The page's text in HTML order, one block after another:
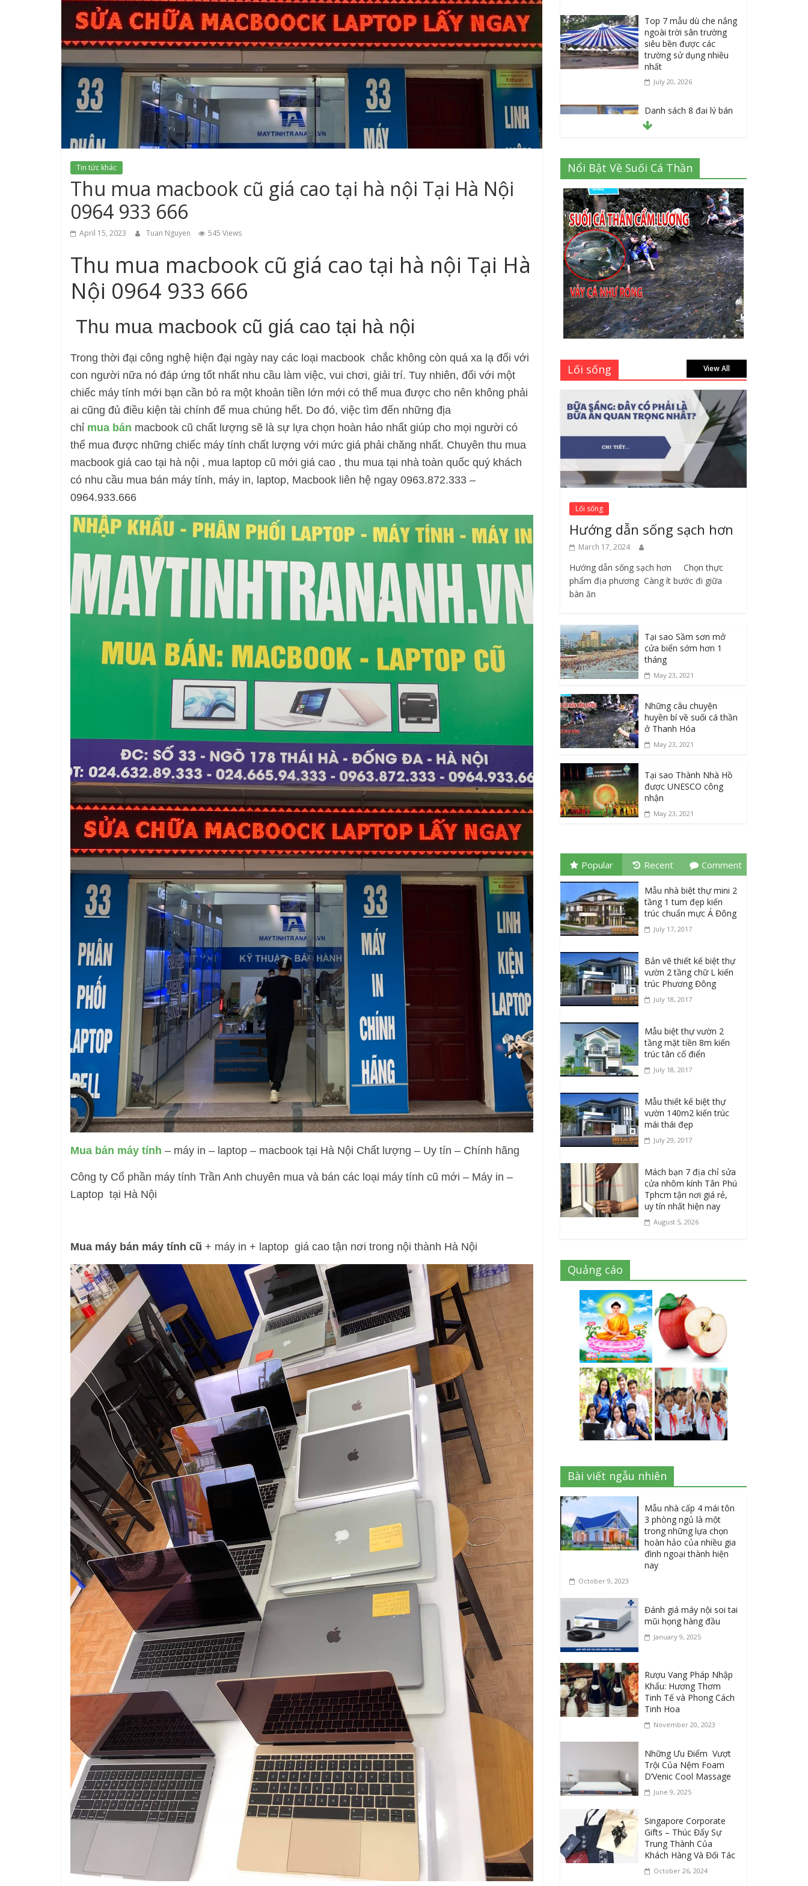
Tin tức khác
Thu mua macbook cũ giá cao tại hà nội Tại Hà Nội
0964 933 666
April 15, 2023 Tuan Nguyen 545 Views
Thu mua macbook cũ giá cao tại hà nội Tại Hà
Nội 0964 933 666
Thu mua macbook cũ giá cao tại hà nội
Trong thời đại công nghệ hiện đại ngày nay các loại macbook chắc không còn quá xa lạ đối với
con người nữa nó đáp ứng tốt nhất nhu cầu làm việc, vui chơi, giải trí. Tuy nhiên, đối với một
chiếc máy tính mới bạn cần bỏ ra một khoản tiền lớn mới có thể mua được cho nên không phải
ai cũng đủ điều kiện tài chính để mua chúng hết. Do đó, việc tìm đến những địa
chỉ mua bán macbook cũ chất lượng sẽ là sự lựa chọn hoàn hảo nhất giúp cho mọi người có
thể mua được những chiếc máy tính chất lượng với mức giá phải chăng nhất. Chuyên thu mua
macbook giá cao tại hà nội , mua laptop cũ mới giá cao , thu mua tại nhà toàn quốc quý khách
có nhu cầu mua bán máy tính, máy in, laptop, Macbook liên hệ ngay 0963.872.333 –
0964.933.666
Mua bán máy tính – máy in – laptop – macbook tại Hà Nội Chất lượng – Uy tín – Chính hãng
Công ty Cổ phần máy tính Trần Anh chuyên mua và bán các loại máy tính cũ mới – Máy in –
Laptop tại Hà Nội
Mua máy bán máy tính cũ + máy in + laptop giá cao tận nơi trong nội thành Hà Nội
Top 7 mẫu dù che nắng
ngoài trời sân trường
siêu bền được các
trường sử dụng nhiều
nhất
July 20, 2026
Danh sách 8 đại lý bán
tập vở học sinh giá sỉ
tại Tphcm uy tín được
July 16, 2026
Cập nhật mới nhất: Vở
học sinh 96 trang giá
bao nhiêu tại 3 đại lý
lớn có tiếng ở Tphcm
hiện nay?
July 9, 2026
Thành Long – Số 1 về
dịch vụ sửa cửa kính
Quận 1 Tphcm tận nhà
uy tín, giá rẻ
June 30, 2026
cửa nhôm kính Tân Phú
Tphcm tận nơi giá rẻ,
uy tín nhất hiện nay
August 5, 2026
Nổi Bật Về Suối Cá Thần
Lối sống View All
Lối sống
Hướng dẫn sống sạch hơn
March 17, 2024
Hướng dẫn sống sạch hơn Chọn thực
phẩm địa phương ​ Càng ít bước đi giữa
bàn ăn
Tại sao Sầm sơn mở
cửa biển sớm hơn 1
tháng
May 23, 2021
Những câu chuyện
huyền bí về suối cá thần
ở Thanh Hóa
May 23, 2021
Tại sao Thành Nhà Hồ
được UNESCO công
nhận
May 23, 2021
Popular Recent Comment
Mẫu nhà biệt thự mini 2
tầng 1 tum đẹp kiến
trúc chuẩn mực Á Đông
July 17, 2017
Bản vẽ thiết kế biệt thự
vườn 2 tầng chữ L kiến
trúc Phương Đông
July 18, 2017
Mẫu biệt thự vườn 2
tầng mặt tiền 8m kiến
trúc tân cổ điển
July 18, 2017
Mẫu thiết kế biệt thự
vườn 140m2 kiến trúc
mái thái đẹp
July 29, 2017
Mách bạn 7 địa chỉ sửa
cửa nhôm kính Tân Phú
Tphcm tận nơi giá rẻ,
uy tín nhất hiện nay
August 5, 2026
Quảng cáo
Bài viết ngẫu nhiên
Mẫu nhà cấp 4 mái tôn
3 phòng ngủ là một
trong những lựa chọn
hoàn hảo của nhiều gia
đình ngoại thành hiện
nay
October 9, 2023
Đánh giá máy nội soi tai
mũi họng hàng đầu
January 9, 2025
Rượu Vang Pháp Nhập
Khẩu: Hương Thơm
Tinh Tế và Phong Cách
Tinh Hoa
November 20, 2023
Những Ưu Điểm Vượt
Trội Của Nệm Foam
D’Venic Cool Massage
June 9, 2025
Singapore Corporate
Gifts – Thúc Đẩy Sự
Trung Thành Của
Khách Hàng Và Đối Tác
October 26, 2024